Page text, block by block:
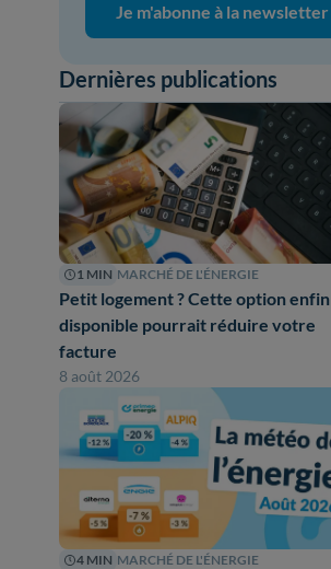
Je m'abonne à la newsletter
Dernières publications
1 MIN MARCHÉ DE L'ÉNERGIE
Petit logement ? Cette option enfin
disponible pourrait réduire votre
facture
8 août 2026
4 MIN MARCHÉ DE L'ÉNERGIE